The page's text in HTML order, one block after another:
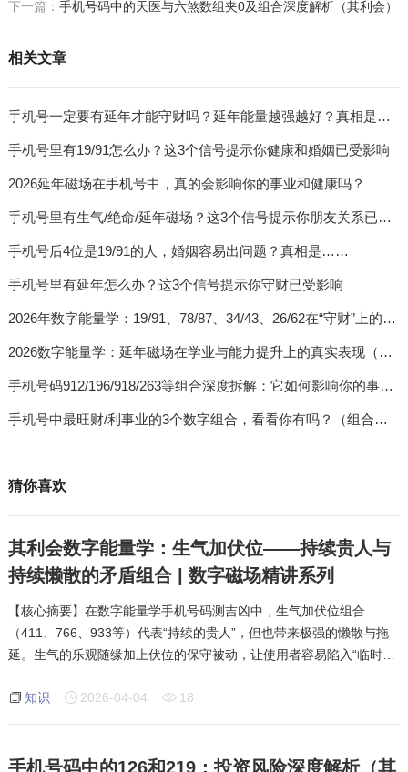
下一篇： 手机号码中的天医与六煞数组夹0及组合深度解析（其利会）
相关文章
手机号一定要有延年才能守财吗？延年能量越强越好？真相是……
手机号里有19/91怎么办？这3个信号提示你健康和婚姻已受影响
2026延年磁场在手机号中，真的会影响你的事业和健康吗？
手机号里有生气/绝命/延年磁场？这3个信号提示你朋友关系已受影响
手机号后4位是19/91的人，婚姻容易出问题？真相是……
手机号里有延年怎么办？这3个信号提示你守财已受影响
2026年数字能量学：19/91、78/87、34/43、26/62在“守财”上的真实表现（案例+解析）
2026数字能量学：延年磁场在学业与能力提升上的真实表现（案例+解析）
手机号码912/196/918/263等组合深度拆解：它如何影响你的事业与婚姻？
手机号中最旺财/利事业的3个数字组合，看看你有吗？（组合磁场详解）
猜你喜欢
其利会数字能量学：生气加伏位——持续贵人与
持续懒散的矛盾组合 | 数字磁场精讲系列
【核心摘要】在数字能量学手机号码测吉凶中，生气加伏位组合
（411、766、933等）代表“持续的贵人”，但也带来极强的懒散与拖
延。生气的乐观随缘加上伏位的保守被动，让使用者容易陷入“临时抱
磁场增强行动
知识 2026-04-04 18
手机号码中的126和219：投资风险深度解析（其